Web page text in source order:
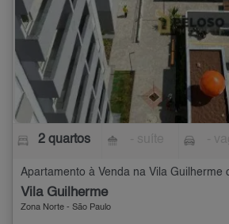
2 quartos
Apartamento à Venda na Vila Guilherme
Vila Guilherme
Zona Norte - São Paulo